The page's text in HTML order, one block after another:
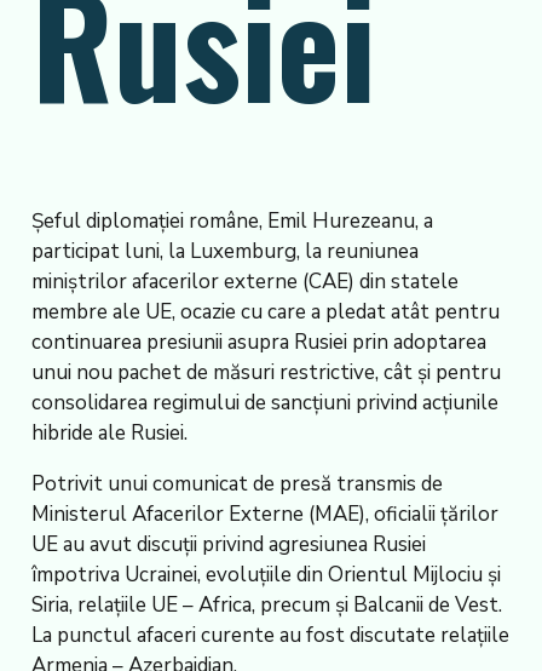
Rusiei
Șeful diplomației române, Emil Hurezeanu, a
participat luni, la Luxemburg, la reuniunea
miniștrilor afacerilor externe (CAE) din statele
membre ale UE, ocazie cu care a pledat atât pentru
continuarea presiunii asupra Rusiei prin adoptarea
unui nou pachet de măsuri restrictive, cât și pentru
consolidarea regimului de sancțiuni privind acțiunile
hibride ale Rusiei.
Potrivit unui comunicat de presă transmis de
Ministerul Afacerilor Externe (MAE), oficialii țărilor
UE au avut discuții privind agresiunea Rusiei
împotriva Ucrainei, evoluțiile din Orientul Mijlociu și
Siria, relațiile UE – Africa, precum și Balcanii de Vest.
La punctul afaceri curente au fost discutate relațiile